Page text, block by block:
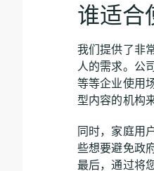
谁适合
我们提供了非
人的需求。公
等等企业使用
型内容的机构
同时，家庭用
些想要避免政
最后，通过将